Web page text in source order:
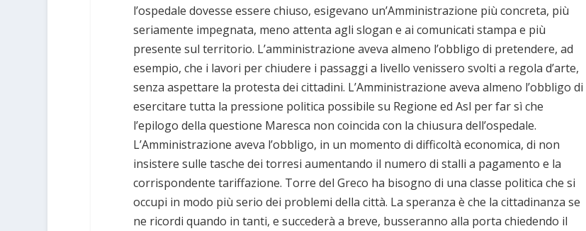
l’ospedale dovesse essere chiuso, esigevano un’Amministrazione più concreta, più
seriamente impegnata, meno attenta agli slogan e ai comunicati stampa e più
presente sul territorio. L’amministrazione aveva almeno l’obbligo di pretendere, ad
esempio, che i lavori per chiudere i passaggi a livello venissero svolti a regola d’arte,
senza aspettare la protesta dei cittadini. L’Amministrazione aveva almeno l’obbligo di
esercitare tutta la pressione politica possibile su Regione ed Asl per far sì che
l’epilogo della questione Maresca non coincida con la chiusura dell’ospedale.
L’Amministrazione aveva l’obbligo, in un momento di difficoltà economica, di non
insistere sulle tasche dei torresi aumentando il numero di stalli a pagamento e la
corrispondente tariffazione. Torre del Greco ha bisogno di una classe politica che si
occupi in modo più serio dei problemi della città. La speranza è che la cittadinanza se
ne ricordi quando in tanti, e succederà a breve, busseranno alla porta chiedendo il